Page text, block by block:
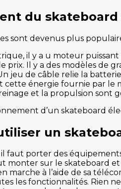
du
sont devenus plus
il y a u moteur
prix. Il y a des modèles de
jeu de câble relie la
cette énergie fournie par
et la propulsion sont
d’un skateboard
un
il faut porter des
monter sur le skateboard
marche à l’aide de sa
les fonctionnalités. Rien